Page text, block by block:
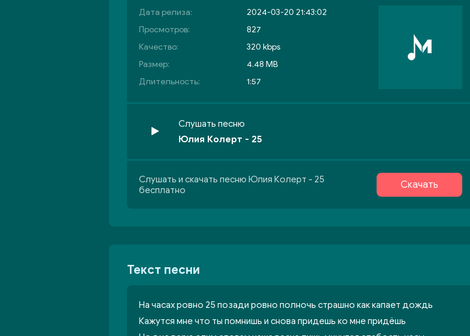
Дата релиза:
2024-03-20 21:43:02
Просмотров:
827
Качество:
320 kbps
Размер:
4.48 MB
Длительность:
1:57
Слушать песню
Юлия Колерт - 25
Слушать и скачать песню Юлия Колерт - 25
бесплатно
Скачать
Текст песни
На часах ровно 25 позади ровно полночь страшно как капает дождь
Кажутся мне что ты помнишь и снова придешь ко мне придёшь